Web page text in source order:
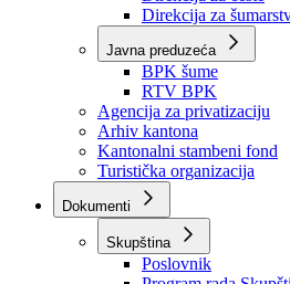
Direkcije
Direkcija za robne
Direkcija za ceste
Direkcija za
Javna preduzeća
BPK šume
RTV BPK
Agencija za privatizaciju
Arhiv kantona
Kantonalni stambeni fond
Turistička organizacija
Dokumenti